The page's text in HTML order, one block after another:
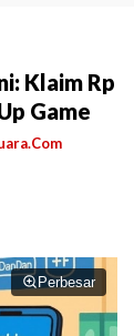
Klaim Rp
Game
Perbesar